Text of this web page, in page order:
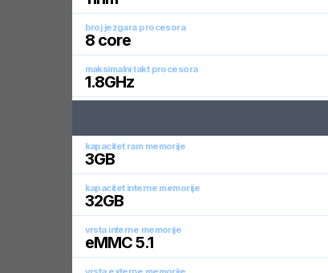
broj jezgara procesora
8core
maksimalni takt procesora
1.8GHz
kapacitet ram memorije
3GB
kapacitet interne memorije
32GB
vrsta interne memorije
eMMC 5.1